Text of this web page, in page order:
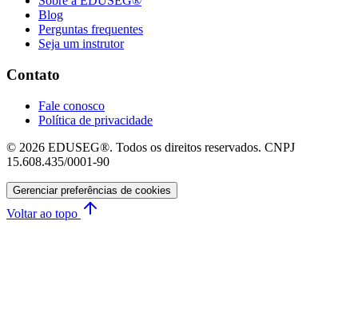
Blog
Perguntas frequentes
Seja um instrutor
Contato
Fale conosco
Política de privacidade
© 2026 EDUSEG®. Todos os direitos reservados. CNPJ
15.608.435/0001-90
Gerenciar preferências de cookies
Voltar ao topo